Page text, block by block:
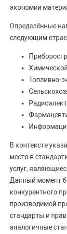
экономии
Определённые
следующим
Топливно-
В контексте
место в
услуг,
Данный момент
конкурентного
производимой
стандарты и
аналогичные